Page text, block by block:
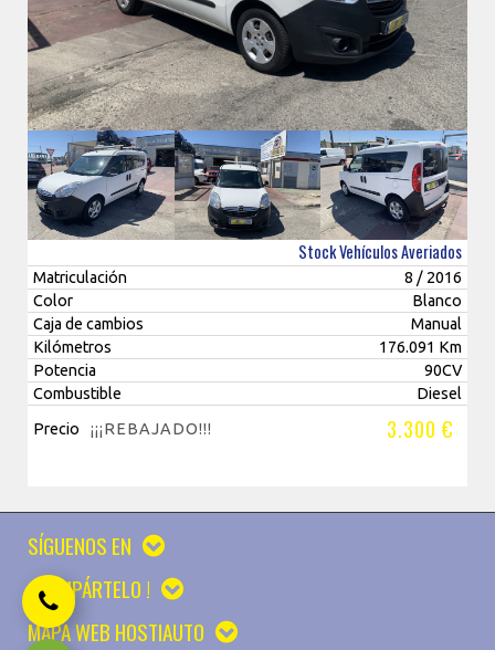
Stock Vehículos Averiados
Matriculación
8 / 2016
Color
Blanco
Caja de cambios
Manual
Kilómetros
176.091 Km
Potencia
90CV
Combustible
Diesel
Precio
¡¡¡REBAJADO!!! 3.300 €
SÍGUENOS EN
¡ COMPÁRTELO !
MAPA WEB HOSTIAUTO